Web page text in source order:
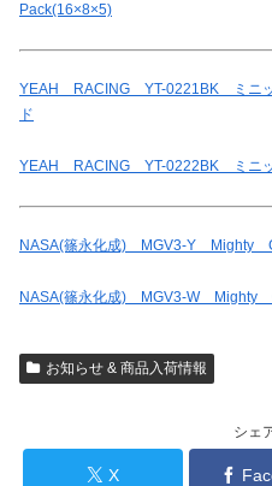
Pack(16×8×5)
YEAH RACING YT-0221BK ミニッ
ド
YEAH RACING YT-0222BK ミニッ
NASA(篠永化成) MGV3-Y
NASA(篠永化成) MGV3-W
お知らせ & 商品入荷情報
シェ
X